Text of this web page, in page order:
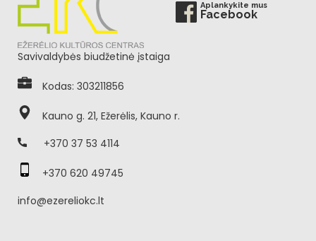
Aplankykite mus
Facebook
Savivaldybės biudžetinė įstaiga
Kodas: 303211856
Kauno g. 21, Ežerėlis, Kauno r.
+370 37 53 4114
+370 620 49745
info@ezereliokc.lt